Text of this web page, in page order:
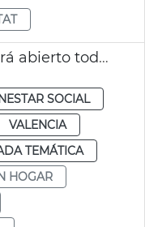
El CAES de València estará abierto todo el año
SOCIAL
VALENCIA
TEMÁTICA
HOGAR